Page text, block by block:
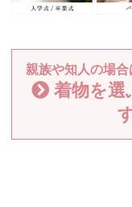
親族や知人の場
着物を